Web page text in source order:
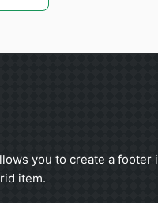
you to create a footer
item.